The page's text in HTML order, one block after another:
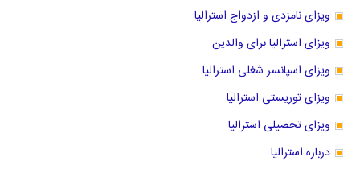
ویزای نامزدی و ازدواج استرالیا
ویزای استرالیا برای والدین
ویزای اسپانسر شغلی استرالیا
ویزای توریستی استرالیا
ویزای تحصیلی استرالیا
درباره استرالیا